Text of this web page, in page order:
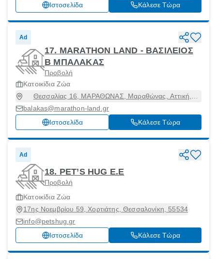
Ιστοσελίδα
Κάλεσε Τώρα
Ad
17. MARATHON LAND - ΒΑΣΙΛΕΙΟΣ
B ΜΠΑΛΑΚΑΣ
Προβολή
Κατοικίδια Ζώα
Θεσσαλίας 16, ΜΑΡΑΘΩΝΑΣ, Μαραθώνας, Αττική,
19007
balakas@marathon-land.gr
Ιστοσελίδα
Κάλεσε Τώρα
Ad
18. PET’S HUG E.E
Προβολή
Κατοικίδια Ζώα
17ης Νοεμβρίου 59, Χορτιάτης, Θεσσαλονίκη, 55534
info@petshug.gr
Ιστοσελίδα
Κάλεσε Τώρα